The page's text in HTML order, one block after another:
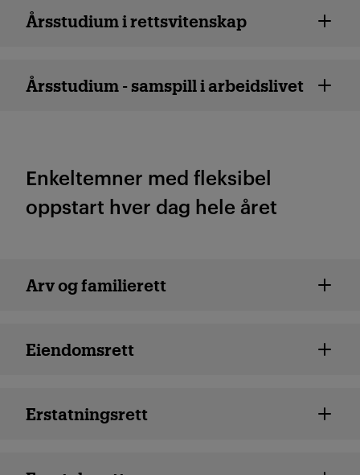
Årsstudium i rettsvitenskap
Årsstudium - samspill i arbeidslivet
Enkeltemner med fleksibel
oppstart hver dag hele året
Rettsvitenskap enkeltemner
Arv og familierett
Eiendomsrett
Erstatningsrett